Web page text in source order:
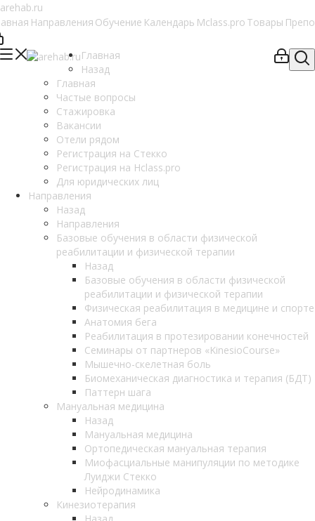
Направления Обучение Календарь Mclass.pro Товары
Главная
Назад
Главная
Частые вопросы
Стажировка
Вакансии
Отели рядом
Регистрация на Стекко
Регистрация на Hclass.pro
Для юридических лиц
Направления
Назад
Направления
Базовые обучения в области физической
реабилитации и физической терапии
Назад
Базовые обучения в области физической
реабилитации и физической терапии
Физическая реабилитация в медицине и спорте
Анатомия бега
Реабилитация в протезировании конечностей
Семинары от партнеров «KinesioCourse»
Мышечно-скелетная боль
Биомеханическая диагностика и терапия (БДТ)
Паттерн шага
Мануальная медицина
Назад
Мануальная медицина
Ортопедическая мануальная терапия
Миофасциальные манипуляции по методике
Луиджи Стекко
Нейродинамика
Кинезиотерапия